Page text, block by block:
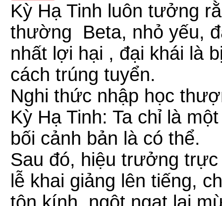
Kỳ Hạ Tinh luôn tưởng
thường Beta, nhỏ yếu,
nhất lợi hại , đại khái là
cách trúng tuyển.
Nghi thức nhập học
Kỳ Hạ Tinh: Ta chỉ là
bối cảnh bản là có thể.
Sau đó, hiệu trưởng
lễ khai giảng lên tiếng,